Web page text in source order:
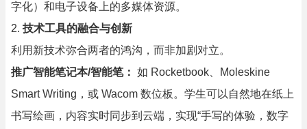
字化）和电子设备上的多媒体资源。
2. 技术工具的融合与创新
利用新技术弥合两者的鸿沟，而非加剧对立。
推广智能笔记本/智能笔： 如 Rocketbook、Moleskine
Smart Writing，或 Wacom 数位板。学生可以自然地在纸上
书写绘画，内容实时同步到云端，实现“手写的体验，数字